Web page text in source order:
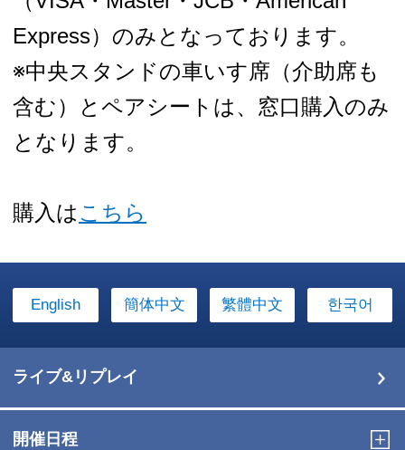
Express）のみとなっております。
※中央スタンドの車いす席（介助席も
含む）とペアシートは、窓口購入のみ
となります。
購入はこちら
English 簡体中文 繁體中文 한국어
ライブ&リプレイ
開催日程